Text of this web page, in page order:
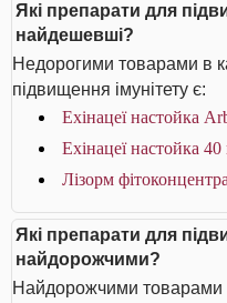
Які препарати для
найдешевші?
Недорогими товарами в
підвищення імунітету є:
Ехінацеї настойка
Ехінацеї настойка
Лізорм
Які препарати для
найдорожчими?
Найдорожчими товарами